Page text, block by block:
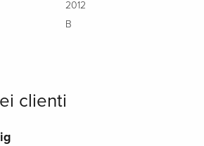
2012
B
clienti